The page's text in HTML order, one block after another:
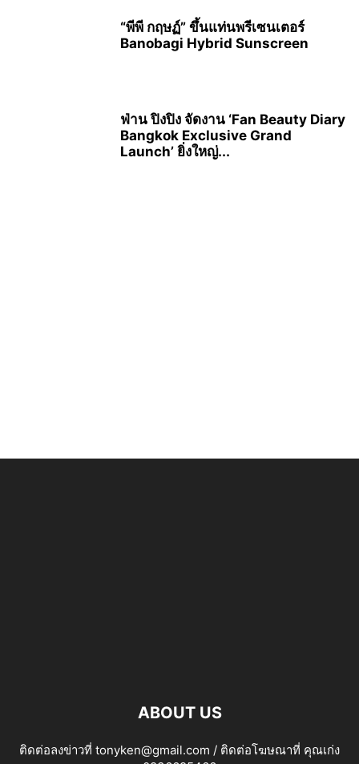
“พีพี กฤษฏ์” ขึ้นแท่นพรีเซนเตอร์
Banobagi Hybrid Sunscreen
ฟ่าน ปิงปิง จัดงาน ‘Fan Beauty Diary
Bangkok Exclusive Grand
Launch’ ยิ่งใหญ่...
ABOUT US
ติดต่อลงข่าวที่ tonyken@gmail.com / ติดต่อโฆษณาที่ คุณเก่ง